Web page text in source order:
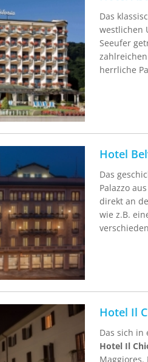
Das
westlichen
Seeufer
herrliche
Hotel
Das
Palazzo
direkt an
wie z.B.
Hotel Il
Das sich in
Hotel Il